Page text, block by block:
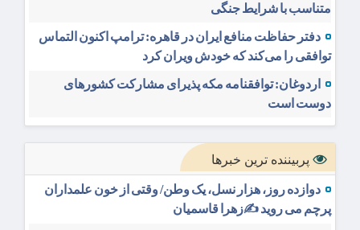
متناسب با شرایط جنگی
دفتر حفاظت منافع ایران در قاهره: ترامپ اکنون التماس
توافقی را می‌کند که خودش ویران کرد
اردوغان: توافقنامه مکه پذیرای مشارکت کشورهای
دوست است
پربیننده ترین خبرها
دوازده روز، هزار نسل، یک وطن/ وقتی از خون علمداران
پرچم می روید ✍️زهرا قاسمیان